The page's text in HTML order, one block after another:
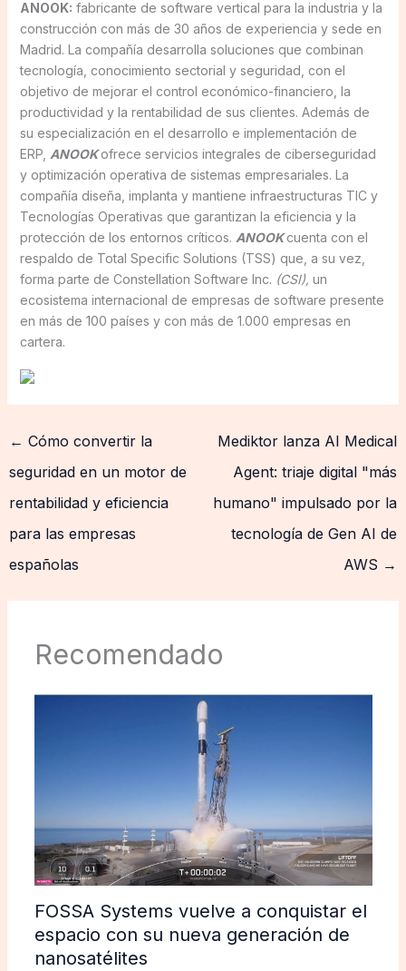
ANOOK: fabricante de software vertical para la industria y la
construcción con más de 30 años de experiencia y sede en
Madrid. La compañía desarrolla soluciones que combinan
tecnología, conocimiento sectorial y seguridad, con el
objetivo de mejorar el control económico-financiero, la
productividad y la rentabilidad de sus clientes. Además de
su especialización en el desarrollo e implementación de
ERP, ANOOKofrece servicios integrales de ciberseguridad
y optimización operativa de sistemas empresariales. La
compañía diseña, implanta y mantiene infraestructuras TIC y
Tecnologías Operativas que garantizan la eficiencia y la
protección de los entornos críticos. ANOOKcuenta con el
respaldo de Total Specific Solutions (TSS) que, a su vez,
forma parte de Constellation Software Inc. (CSI), un
ecosistema internacional de empresas de software presente
en más de 100 países y con más de 1.000 empresas en
cartera.
← Cómo convertir la
seguridad en un motor de
rentabilidad y eficiencia
para las empresas
españolas
Mediktor lanza AI Medical
Agent: triaje digital "más
humano" impulsado por la
tecnología de Gen AI de
AWS →
Recomendado
FOSSA Systems vuelve a conquistar el
espacio con su nueva generación de
nanosatélites